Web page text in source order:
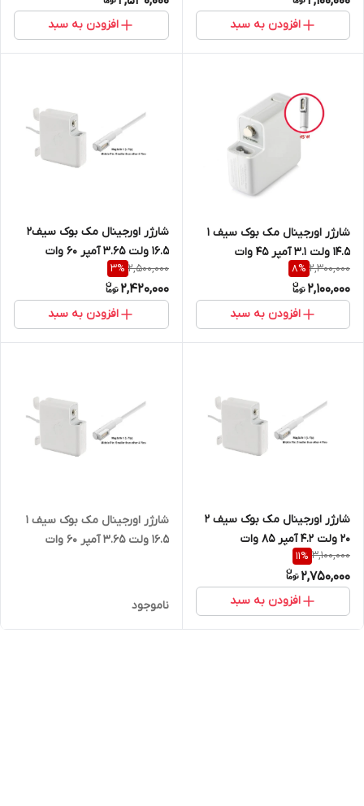
افزودن به سبد افزودن به سبد
شارژر اورجینال مک بوک سیف 1
14.5 ولت 3.1 آمپر 45 وات
2,300,000
8%
2,100,000
افزودن به سبد
شارژر اورجینال مک بوک سیف2
16.5 ولت 3.65 آمپر 60 وات
2,500,000
3%
2,420,000
افزودن به سبد
شارژر اورجینال مک بوک سیف 2
20 ولت 4.2 آمپر 85 وات
3,100,000
11%
2,750,000
افزودن به سبد
شارژر اورجینال مک بوک سیف 1
16.5 ولت 3.65 آمپر 60 وات
ناموجود